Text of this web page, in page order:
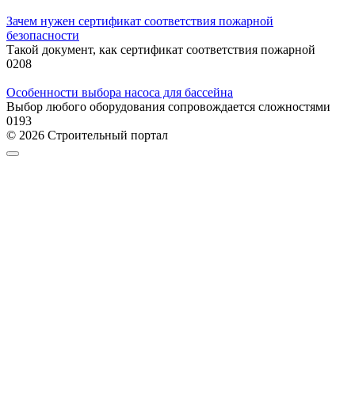
Зачем нужен сертификат соответствия пожарной
безопасности
Такой документ, как сертификат соответствия пожарной
0208
Особенности выбора насоса для бассейна
Выбор любого оборудования сопровождается сложностями
0193
© 2026 Строительный портал